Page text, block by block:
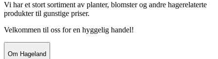
Vi har et stort sortiment av planter, blomster og andre hagerelaterte
produkter til gunstige priser.
Velkommen til oss for en hyggelig handel!
Om Hageland